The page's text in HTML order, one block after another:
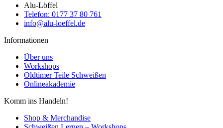
Alu-Löffel
Telefon: 0177 37 80 761
info@alu-loeffel.de
Informationen
Über uns
Workshops
Oldtimer Teile Schweißen
Onlineakademie
Komm ins Handeln!
Shop & Merchandise